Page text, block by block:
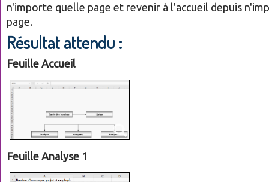
n'importe quelle page et revenir à l'accueil depuis
page.
Résultat attendu :
Feuille Accueil
Feuille Analyse 1